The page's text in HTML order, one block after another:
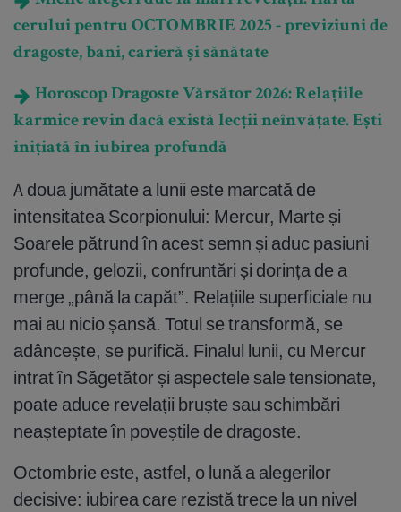
cerului pentru OCTOMBRIE 2025 - previziuni de
dragoste, bani, carieră și sănătate
Horoscop Dragoste Vărsător 2026: Relațiile
karmice revin dacă există lecții neînvățate. Ești
inițiată în iubirea profundă
A doua jumătate a lunii este marcată de
intensitatea Scorpionului: Mercur, Marte și
Soarele pătrund în acest semn și aduc pasiuni
profunde, gelozii, confruntări și dorința de a
merge „până la capăt”. Relațiile superficiale nu
mai au nicio șansă. Totul se transformă, se
adâncește, se purifică. Finalul lunii, cu Mercur
intrat în Săgetător și aspectele sale tensionate,
poate aduce revelații bruște sau schimbări
neașteptate în poveștile de dragoste.
Octombrie este, astfel, o lună a alegerilor
decisive: iubirea care rezistă trece la un nivel